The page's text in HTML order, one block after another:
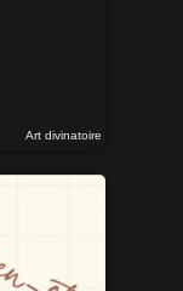
Art divinatoire